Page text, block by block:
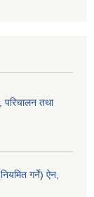
परिचालन तथा
गर्ने) ऐन,